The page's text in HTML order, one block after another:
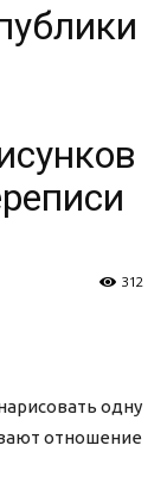
312
одну
отношение